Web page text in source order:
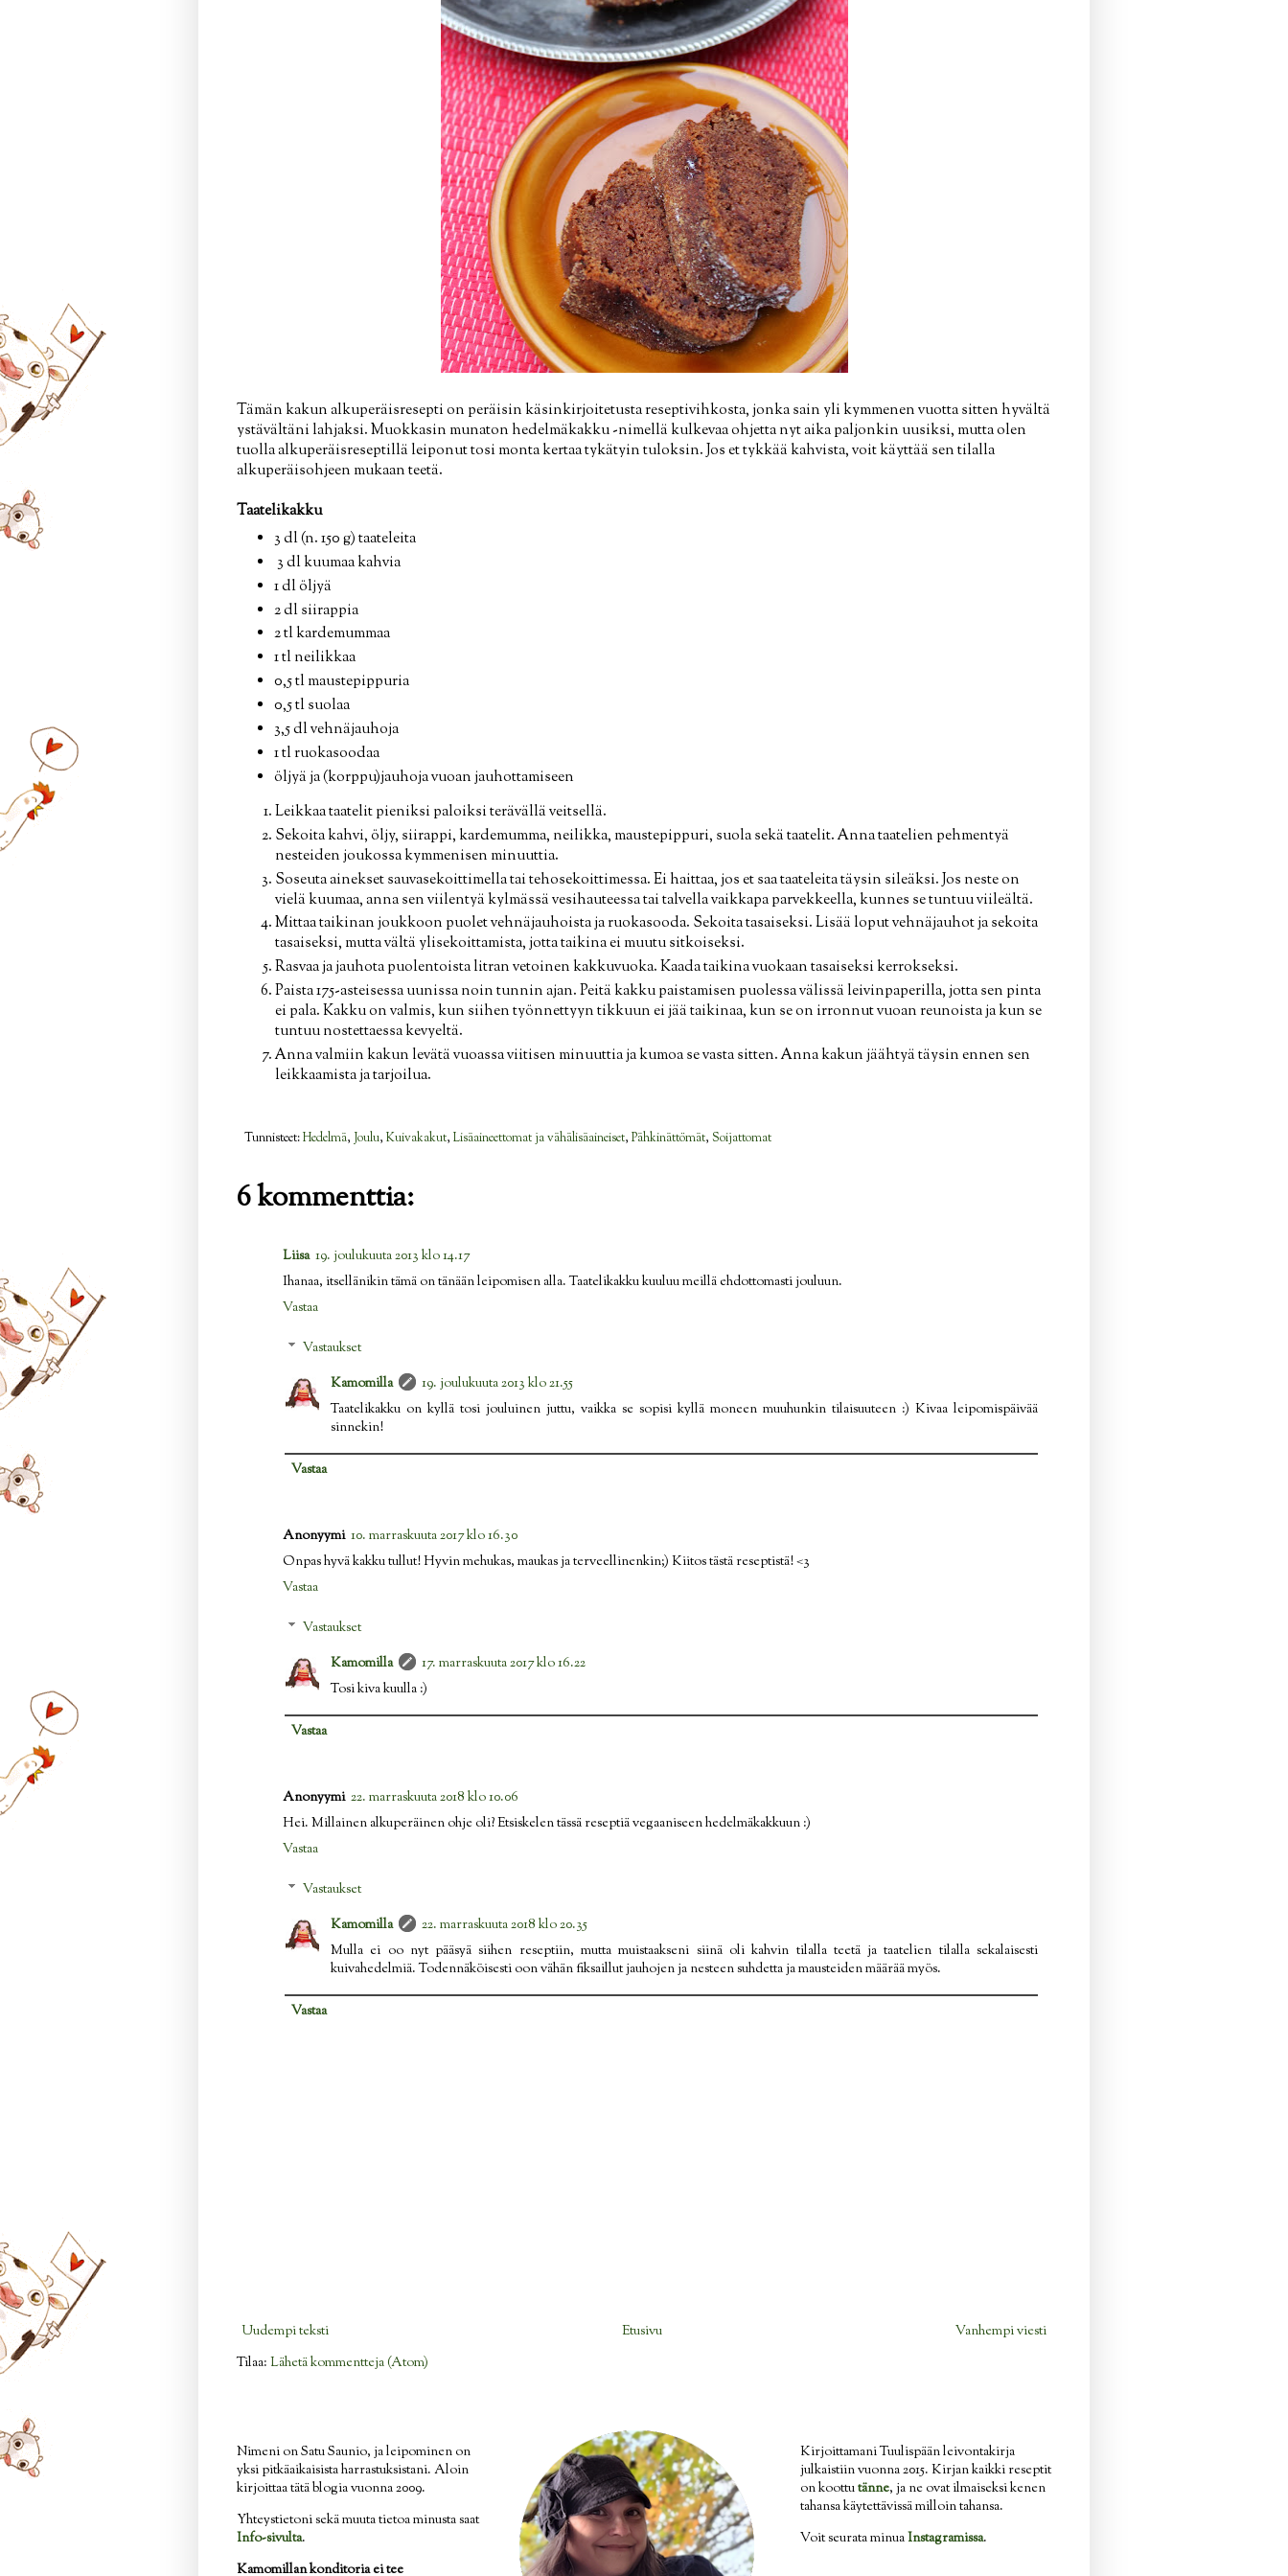
Tämän kakun alkuperäisresepti on peräisin käsinkirjoitetusta reseptivihkosta, jonka sain yli kymmenen vuotta sitten hyvältä
ystävältäni lahjaksi. Muokkasin munaton hedelmäkakku -nimellä kulkevaa ohjetta nyt aika paljonkin uusiksi, mutta olen
tuolla alkuperäisreseptillä leiponut tosi monta kertaa tykätyin tuloksin. Jos et tykkää kahvista, voit käyttää sen tilalla
alkuperäisohjeen mukaan teetä.
Taatelikakku
3 dl (n. 150 g) taateleita
3 dl kuumaa kahvia
1 dl öljyä
2 dl siirappia
2 tl kardemummaa
1 tl neilikkaa
0,5 tl maustepippuria
0,5 tl suolaa
3,5 dl vehnäjauhoja
1 tl ruokasoodaa
öljyä ja (korppu)jauhoja vuoan jauhottamiseen
Leikkaa taatelit pieniksi paloiksi terävällä veitsellä.
Sekoita kahvi, öljy, siirappi, kardemumma, neilikka, maustepippuri, suola sekä taatelit. Anna taatelien pehmentyä
nesteiden joukossa kymmenisen minuuttia.
Soseuta ainekset sauvasekoittimella tai tehosekoittimessa. Ei haittaa, jos et saa taateleita täysin sileäksi. Jos neste on
vielä kuumaa, anna sen viilentyä kylmässä vesihauteessa tai talvella vaikkapa parvekkeella, kunnes se tuntuu viileältä.
Mittaa taikinan joukkoon puolet vehnäjauhoista ja ruokasooda. Sekoita tasaiseksi. Lisää loput vehnäjauhot ja sekoita
tasaiseksi, mutta vältä ylisekoittamista, jotta taikina ei muutu sitkoiseksi.
Rasvaa ja jauhota puolentoista litran vetoinen kakkuvuoka. Kaada taikina vuokaan tasaiseksi kerrokseksi.
Paista 175-asteisessa uunissa noin tunnin ajan. Peitä kakku paistamisen puolessa välissä leivinpaperilla, jotta sen pinta
ei pala. Kakku on valmis, kun siihen työnnettyyn tikkuun ei jää taikinaa, kun se on irronnut vuoan reunoista ja kun se
tuntuu nostettaessa kevyeltä.
Anna valmiin kakun levätä vuoassa viitisen minuuttia ja kumoa se vasta sitten. Anna kakun jäähtyä täysin ennen sen
leikkaamista ja tarjoilua.
Tunnisteet:Hedelmä, Joulu, Kuivakakut, Lisäaineettomat ja vähälisäaineiset, Pähkinättömät, Soijattomat
6 kommenttia:
Liisa 19. joulukuuta 2013 klo 14.17
Ihanaa, itsellänikin tämä on tänään leipomisen alla. Taatelikakku kuuluu meillä ehdottomasti jouluun.
Vastaa
Vastaukset
Kamomilla
19. joulukuuta 2013 klo 21.55
Taatelikakku on kyllä tosi jouluinen juttu, vaikka se sopisi kyllä moneen muuhunkin tilaisuuteen :) Kivaa leipomispäivää
sinnekin!
Vastaa
Anonyymi 10. marraskuuta 2017 klo 16.30
Onpas hyvä kakku tullut! Hyvin mehukas, maukas ja terveellinenkin;) Kiitos tästä reseptistä! <3
Vastaa
Vastaukset
Kamomilla
17. marraskuuta 2017 klo 16.22
Tosi kiva kuulla :)
Vastaa
Anonyymi 22. marraskuuta 2018 klo 10.06
Hei. Millainen alkuperäinen ohje oli? Etsiskelen tässä reseptiä vegaaniseen hedelmäkakkuun :)
Vastaa
Vastaukset
Kamomilla
22. marraskuuta 2018 klo 20.35
Mulla ei oo nyt pääsyä siihen reseptiin, mutta muistaakseni siinä oli kahvin tilalla teetä ja taatelien tilalla sekalaisesti
kuivahedelmiä. Todennäköisesti oon vähän fiksaillut jauhojen ja nesteen suhdetta ja mausteiden määrää myös.
Vastaa
Uudempi teksti Vanhempi viesti
Etusivu
Tilaa: Lähetä kommentteja (Atom)
Nimeni on Satu Saunio, ja leipominen on
yksi pitkäaikaisista harrastuksistani. Aloin
kirjoittaa tätä blogia vuonna 2009.
Yhteystietoni sekä muuta tietoa minusta saat
Info-sivulta.
Kamomillan konditoria ei tee
Kirjoittamani Tuulispään leivontakirja
julkaistiin vuonna 2015. Kirjan kaikki reseptit
on koottutänne, ja ne ovat ilmaiseksi kenen
tahansa käytettävissä milloin tahansa.
Voit seurata minuaInstagramissa.